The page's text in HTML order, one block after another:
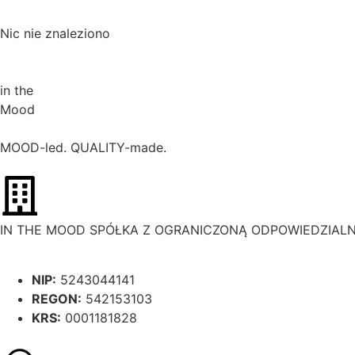
Nic nie znaleziono
in the
Mood
MOOD-led. QUALITY-made.
IN THE MOOD SPÓŁKA Z OGRANICZONĄ
NIP: 5243044141
REGON: 542153103
KRS: 0001181828